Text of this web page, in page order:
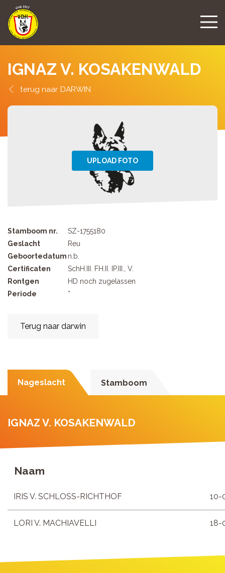
IGNAZ V. KOSAKENWALD
DARWIN
Stamboom nr.
SZ-1755180
Geslacht
Reu
Geboortedatum n.b.
Certificaten
SchH.III. FH.II. IP.III., V.
Rontgen
HD noch zugelassen
Periode
*
Terug naar darwin
Nageslacht Stamboom
IGNAZ V. KOSAKENWALD
Naam
IRIS V. SCHLOSS-RICHTHOF 10-
LORI V. MACHIAVELLI 18-